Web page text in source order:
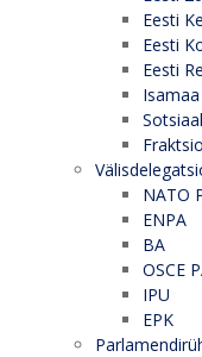
Eesti
Eesti
Eesti
NATO
ENPA
BA
OSCE
IPU
EPK